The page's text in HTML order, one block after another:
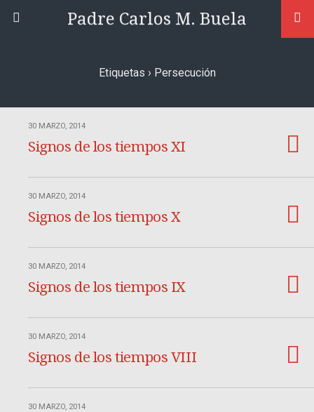
Padre Carlos M. Buela
Etiquetas › Persecución
30 MARZO, 2014
Signos de los tiempos XI
30 MARZO, 2014
Signos de los tiempos X
30 MARZO, 2014
Signos de los tiempos IX
30 MARZO, 2014
Signos de los tiempos VIII
30 MARZO, 2014